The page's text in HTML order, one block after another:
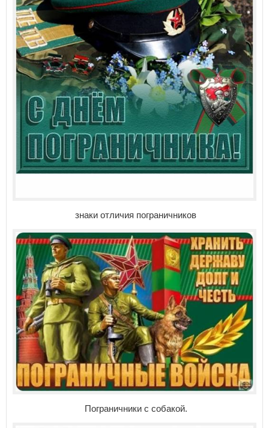
знаки отличия пограничников
Пограничники с собакой.